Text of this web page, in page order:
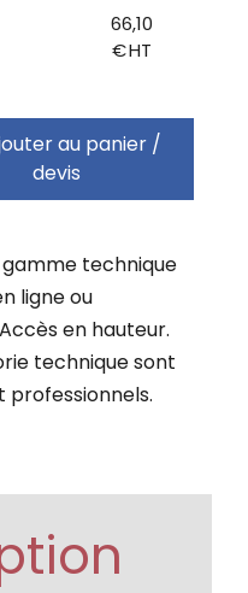
66,10
€ HT
devis
technique
ligne ou
en hauteur.
technique sont
professionnels.